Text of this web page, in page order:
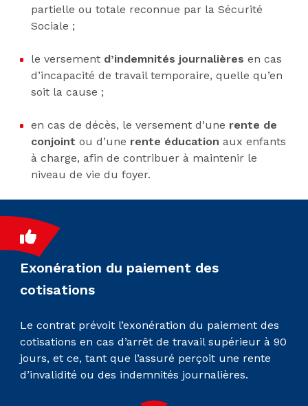
partielle ou totale reconnue par la Sécurité
Sociale ;
le versement d’indemnités journalières en cas
d’incapacité de travail temporaire, quelle qu’en
soit la cause ;
en cas de décès, le versement d’une rente de
conjoint ou d’une rente éducation aux enfants
à charge, afin de contribuer à maintenir le
niveau de vie du foyer.
Exonération du paiement des
cotisations
Le contrat prévoit l’exonération du paiement des
cotisations en cas d’arrêt de travail supérieur à 90
jours, et ce, tant que l’assuré perçoit une rente
d’invalidité ou des indemnités journalières.